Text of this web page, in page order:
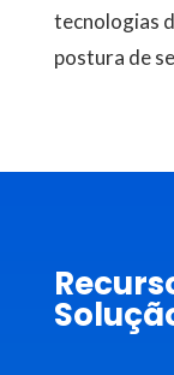
tecnologias
postura de